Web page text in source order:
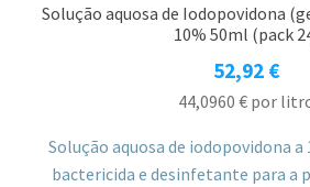
Solução aquosa de Iodopovidona
10% 50ml (pack
52,92 €
44,0960 € por
Solução aquosa de iodopovidona
bactericida e desinfetante para a